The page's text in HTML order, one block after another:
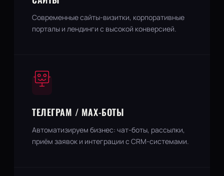
Современные сайты-визитки, корпоративные
порталы и лендинги с высокой конверсией.
ТЕЛЕГРАМ / МАХ-БОТЫ
Автоматизируем бизнес: чат-боты, рассылки,
приём заявок и интеграции с CRM-системами.